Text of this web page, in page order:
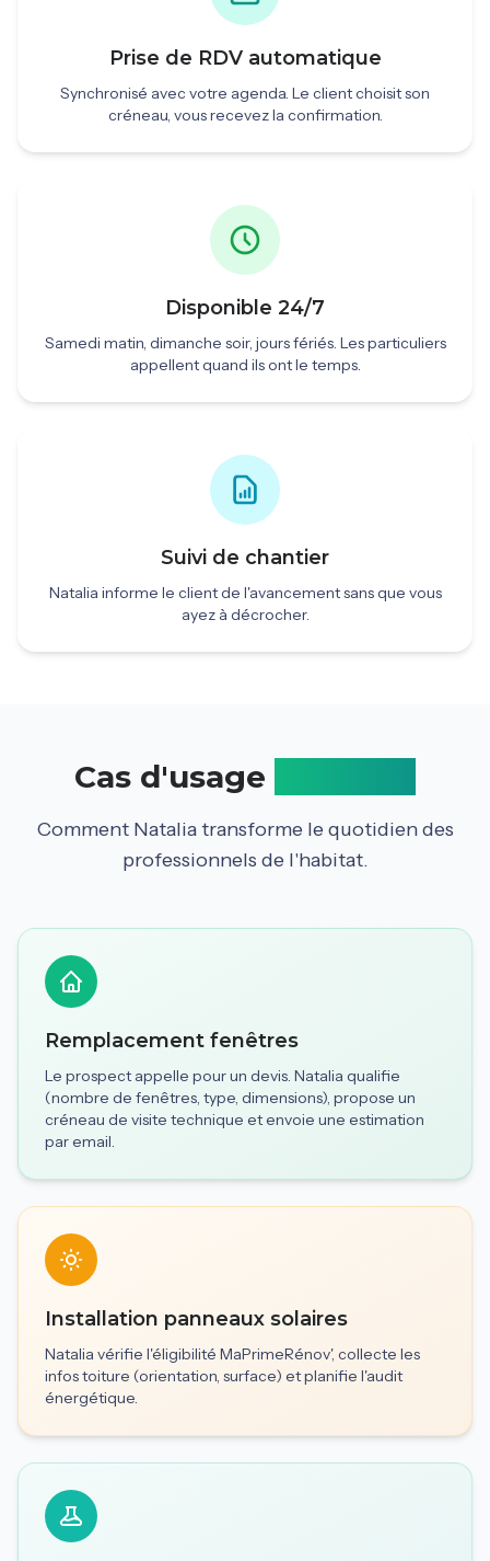
Prise de RDV automatique
Synchronisé avec votre agenda. Le client choisit son
créneau, vous recevez la confirmation.
Disponible 24/7
Samedi matin, dimanche soir, jours fériés. Les particuliers
appellent quand ils ont le temps.
Suivi de chantier
Natalia informe le client de l'avancement sans que vous
ayez à décrocher.
Cas d'usage
Comment Natalia transforme le quotidien des
professionnels de l'habitat.
Remplacement fenêtres
Le prospect appelle pour un devis. Natalia qualifie
(nombre de fenêtres, type, dimensions), propose un
créneau de visite technique et envoie une estimation
par email.
Installation panneaux solaires
Natalia vérifie l'éligibilité MaPrimeRénov', collecte les
infos toiture (orientation, surface) et planifie l'audit
énergétique.